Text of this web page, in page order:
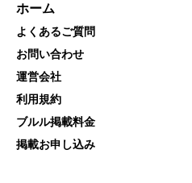
ホーム
よくあるご質問
お問い合わせ
運営会社
利用規約
ブルル掲載料金
掲載お申し込み